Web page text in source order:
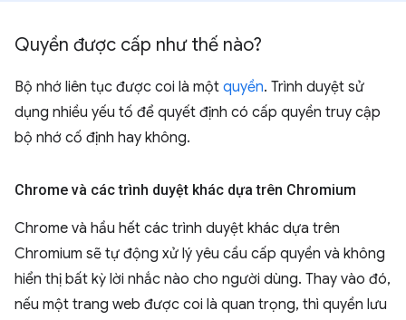
Quyền được cấp như thế nào?
Bộ nhớ liên tục được coi là một quyền. Trình duyệt sử
dụng nhiều yếu tố để quyết định có cấp quyền truy cập
bộ nhớ cố định hay không.
Chrome và các trình duyệt khác dựa trên Chromium
Chrome và hầu hết các trình duyệt khác dựa trên
Chromium sẽ tự động xử lý yêu cầu cấp quyền và không
hiển thị bất kỳ lời nhắc nào cho người dùng. Thay vào đó,
nếu một trang web được coi là quan trọng, thì quyền lưu